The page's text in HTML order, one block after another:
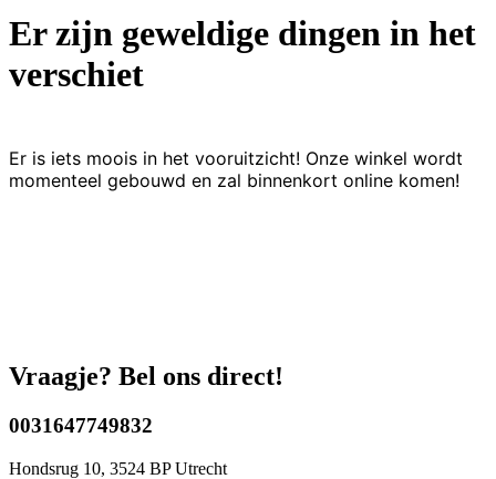
Er zijn geweldige dingen in het
verschiet
Er is iets moois in het vooruitzicht! Onze winkel wordt
momenteel gebouwd en zal binnenkort online komen!
Vraagje? Bel ons direct!
0031647749832
Hondsrug 10, 3524 BP Utrecht